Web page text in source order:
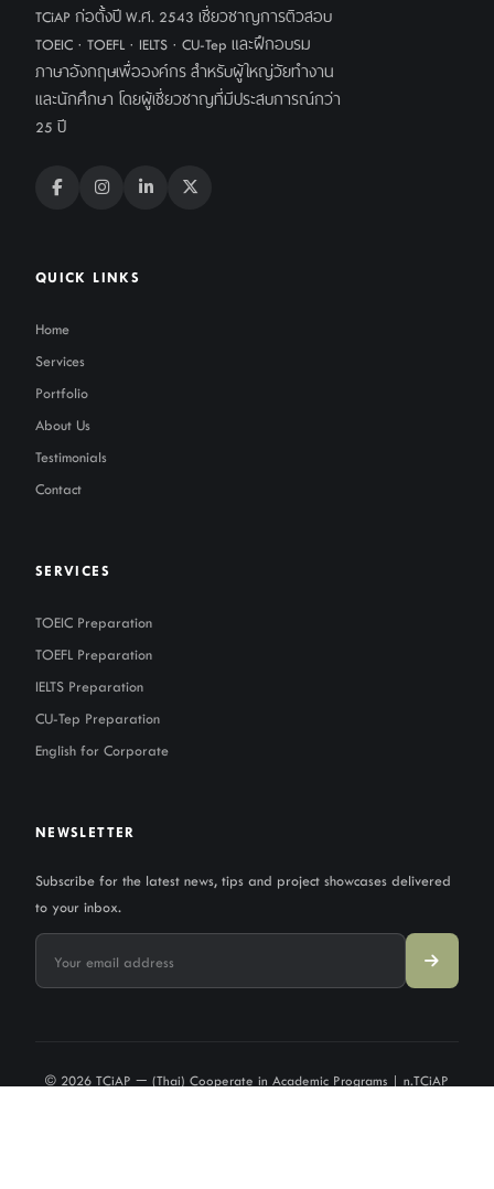
TCiAP ก่อตั้งปี พ.ศ. 2543 เชี่ยวชาญการติวสอบ
TOEIC · TOEFL · IELTS · CU-Tep และฝึกอบรม
ภาษาอังกฤษเพื่อองค์กร สำหรับผู้ใหญ่วัยทำงาน
และนักศึกษา โดยผู้เชี่ยวชาญที่มีประสบการณ์กว่า
25 ปี
QUICK LINKS
Home
Services
Portfolio
About Us
Testimonials
Contact
SERVICES
TOEIC Preparation
TOEFL Preparation
IELTS Preparation
CU-Tep Preparation
English for Corporate
NEWSLETTER
Subscribe for the latest news, tips and project showcases delivered
to your inbox.
© 2026 TCiAP — (Thai) Cooperate in Academic Programs | n.TCiAP